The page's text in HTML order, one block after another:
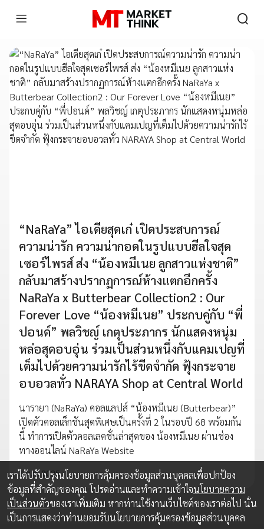
“NaRaYa” ไอเดียสุดเก๋ เปิดประสบการณ์
ความน่ารัก ความน่ากอดในรูปแบบฮีลใจสุด
เซอร์ไพรส์ ส่ง “น้องหมีเนย ลูกสาวแห่งชาติ”
กลับมาสร้างปรากฏการณ์ห้างแตกอีกครั้ง
NaRaYa x Butterbear Collection2 : Our
Forever Love “น้องหมีเนย” ประกบคู่กับ “พี่
ปอนด์” พลวิชญ์ เกตุประภากร นักแสดงหนุ่ม
หล่อสุดอบอุ่น ร่วมเป็นส่วนหนึ่งกับแคมเปญที่
เต็มไปด้วยความน่ารักไร้ขีดจำกัด ฟุ้งกระจาย
อบอวลทั่ว NARAYA Shop at Central World
นารายา (NaRaYa) คอลแลปส์ “น้องหมีเนย (Butterbear)”
เปิดตัวคอลเล็กชันสุดพิเศษเป็นครั้งที่ 2 ในรอบปี 68 พร้อมกัน
นี้ ทำการเปิดตัวคอลเลคชั่นล่าสุดของ น้องหมีเนย ผ่านช่อง
ทางออนไลน์ NaRaYa Website
3 ต.ค. 2025
เราได้ปรับปรุงนโยบายการคุ้มครองข้อมูลส่วนบุคคลเพื่อปกป้อง
ข้อมูลที่สำคัญของคุณ โปรดอ่านและทำความเข้าใจนโยบายความ
เป็นส่วนตัวของเราเพิ่มเติม หากท่านใช้งานเว็บไซต์ของเราต่อไป นั่น
เป็นการแสดงว่าท่านยอมรับนโยบายการคุ้มครองข้อมูลส่วนบุคคล